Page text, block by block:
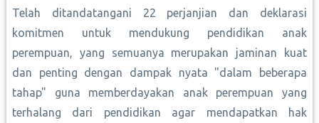
Telah ditandatangani 22 perjanjian dan deklarasi
komitmen untuk mendukung pendidikan anak
perempuan, yang semuanya merupakan jaminan kuat
dan penting dengan dampak nyata "dalam beberapa
tahap" guna memberdayakan anak perempuan yang
terhalang dari pendidikan agar mendapatkan hak